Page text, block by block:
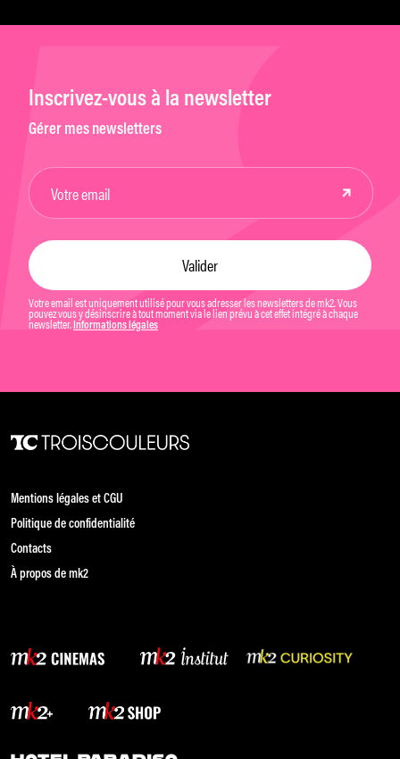
Inscrivez-vous à la newsletter
Gérer mes newsletters
Votre email est uniquement utilisé pour vous adresser les newsletters de mk2. Vous
pouvez vous y désinscrire à tout moment via le lien prévu à cet effet intégré à chaque
newsletter. Informations légales
Mentions légales et CGU
Politique de confidentialité
Contacts
À propos de mk2